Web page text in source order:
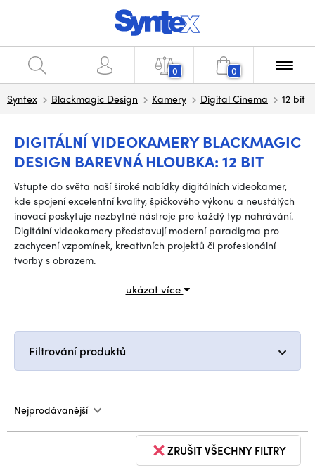
0 0
Syntex Blackmagic Design Kamery Digital Cinema 12 bit
DIGITÁLNÍ VIDEOKAMERY BLACKMAGIC
DESIGN BAREVNÁ HLOUBKA: 12 BIT
Vstupte do světa naší široké nabídky digitálních videokamer,
kde spojení excelentní kvality, špičkového výkonu a neustálých
inovací poskytuje nezbytné nástroje pro každý typ nahrávání.
Digitální videokamery představují moderní paradigma pro
zachycení vzpomínek, kreativních projektů či profesionální
tvorby s obrazem.
ukázat více
Filtrování produktů
Nejprodávanější
ZRUŠIT VŠECHNY FILTRY